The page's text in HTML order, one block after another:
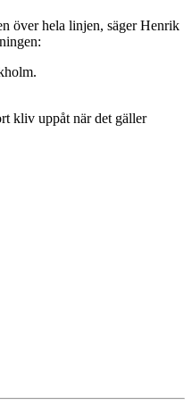
över hela linjen, säger Henrik
kliv uppåt när det gäller